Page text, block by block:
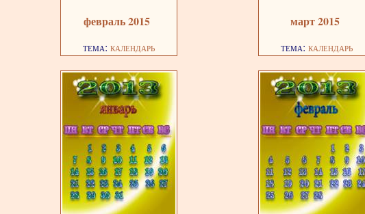
февраль 2015
тема: календарь
март 2015
тема: календарь